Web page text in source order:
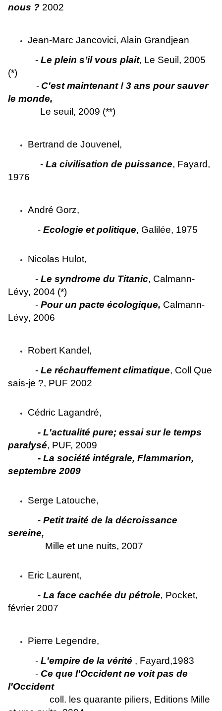
nous ? 2002
Jean-Marc Jancovici, Alain Grandjean
- Le plein s’il vous plait, Le Seuil, 2005
(*)
- C'est maintenant ! 3 ans pour sauver
le monde,
Le seuil, 2009 (**)
Bertrand de Jouvenel,
- La civilisation de puissance, Fayard,
1976
André Gorz,
- Ecologie et politique, Galilée, 1975
Nicolas Hulot,
- Le syndrome du Titanic, Calmann-
Lévy, 2004 (*)
- Pour un pacte écologique, Calmann-
Lévy, 2006
Robert Kandel,
- Le réchauffement climatique, Coll Que
sais-je ?, PUF 2002
Cédric Lagandré,
- L'actualité pure; essai sur le temps
paralysé, PUF, 2009
- La société intégrale, Flammarion,
septembre 2009
Serge Latouche,
- Petit traité de la décroissance
sereine,
Mille et une nuits, 2007
Eric Laurent,
- La face cachée du pétrole, Pocket,
février 2007
Pierre Legendre,
- L'empire de la vérité , Fayard,1983
- Ce que l'Occident ne voit pas de
l'Occident
coll. les quarante piliers, Editions Mille